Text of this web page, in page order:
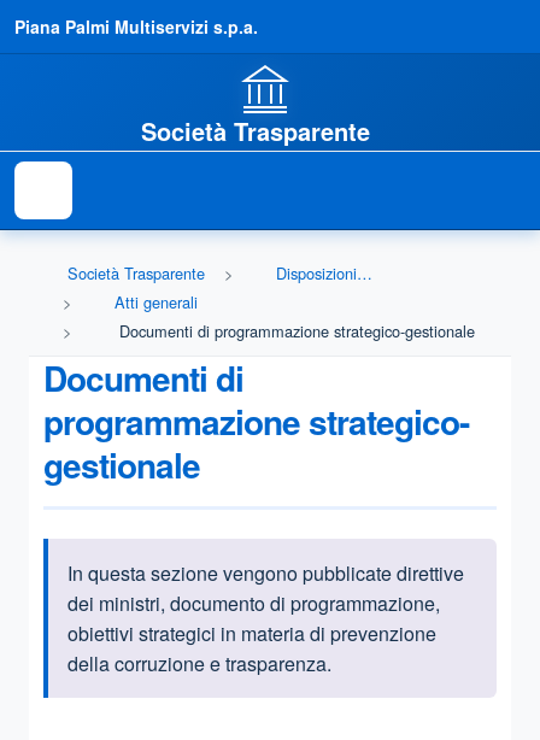
Piana Palmi Multiservizi s.p.a.
Società Trasparente
Società Trasparente
Disposizioni generali
Atti generali
Documenti di programmazione strategico-gestionale
Documenti di
programmazione strategico-
gestionale
Informazioni introduttive
In questa sezione vengono pubblicate direttive
dei ministri, documento di programmazione,
obiettivi strategici in materia di prevenzione
della corruzione e trasparenza.